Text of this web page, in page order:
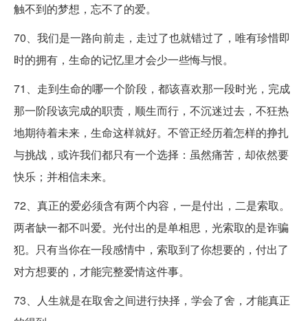
触不到的梦想，忘不了的爱。
70、我们是一路向前走，走过了也就错过了，唯有珍惜即
时的拥有，生命的记忆里才会少一些悔与恨。
71、走到生命的哪一个阶段，都该喜欢那一段时光，完成
那一阶段该完成的职责，顺生而行，不沉迷过去，不狂热
地期待着未来，生命这样就好。不管正经历着怎样的挣扎
与挑战，或许我们都只有一个选择：虽然痛苦，却依然要
快乐；并相信未来。
72、真正的爱必须含有两个内容，一是付出，二是索取。
两者缺一都不叫爱。光付出的是单相思，光索取的是诈骗
犯。只有当你在一段感情中，索取到了你想要的，付出了
对方想要的，才能完整爱情这件事。
73、人生就是在取舍之间进行抉择，学会了舍，才能真正